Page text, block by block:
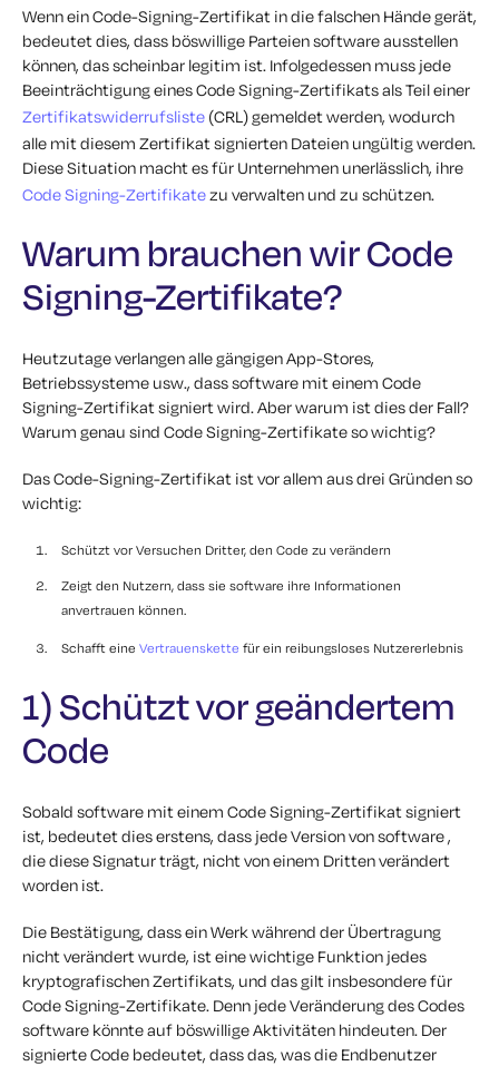
Wenn ein Code-Signing-Zertifikat in die falschen Hände gerät,
bedeutet dies, dass böswillige Parteien software ausstellen
können, das scheinbar legitim ist. Infolgedessen muss jede
Beeinträchtigung eines Code Signing-Zertifikats als Teil einer
Zertifikatswiderrufsliste (CRL) gemeldet werden, wodurch
alle mit diesem Zertifikat signierten Dateien ungültig werden.
Diese Situation macht es für Unternehmen unerlässlich, ihre
Code Signing-Zertifikatezu verwalten und zu schützen.
Warum brauchen wir Code
Signing-Zertifikate?
Heutzutage verlangen alle gängigen App-Stores,
Betriebssysteme usw., dass software mit einem Code
Signing-Zertifikat signiert wird. Aber warum ist dies der Fall?
Warum genau sind Code Signing-Zertifikate so wichtig?
Das Code-Signing-Zertifikat ist vor allem aus drei Gründen so
wichtig:
Schützt vor Versuchen Dritter, den Code zu verändern
Zeigt den Nutzern, dass sie software ihre Informationen
anvertrauen können.
Schafft eine Vertrauenskette für ein reibungsloses Nutzererlebnis
1) Schützt vor geändertem
Code
Sobald software mit einem Code Signing-Zertifikat signiert
ist, bedeutet dies erstens, dass jede Version von software ,
die diese Signatur trägt, nicht von einem Dritten verändert
worden ist.
Die Bestätigung, dass ein Werk während der Übertragung
nicht verändert wurde, ist eine wichtige Funktion jedes
kryptografischen Zertifikats, und das gilt insbesondere für
Code Signing-Zertifikate. Denn jede Veränderung des Codes
software könnte auf böswillige Aktivitäten hindeuten. Der
signierte Code bedeutet, dass das, was die Endbenutzer